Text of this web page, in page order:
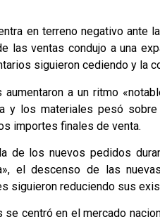
en terreno negativo
las ventas condujo a una
siguieron cediendo y la
a un ritmo
los materiales pesó
importes finales de venta.
de los nuevos pedidos
el descenso de las
siguieron reduciendo sus
centró en el mercado